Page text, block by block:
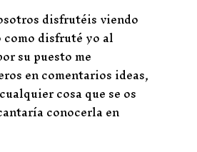
disfrutéis viendo
disfruté yo al
su puesto me
en comentarios ideas,
cosa que se os
conocerla en